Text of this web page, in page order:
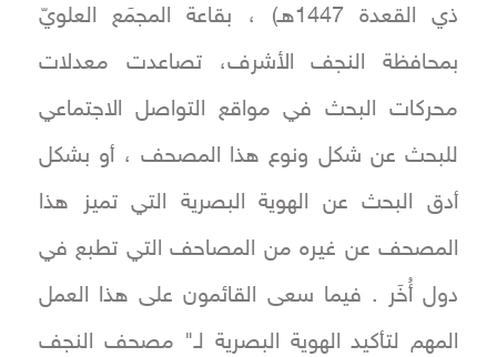
ذي القعدة 1447هـ) ، بقاعة المجمَع العلويّ
بمحافظة النجف الأشرف، تصاعدت معدلات
محركات البحث في مواقع التواصل الاجتماعي
للبحث عن شكل ونوع هذا المصحف ، أو بشكل
أدق البحث عن الهوية البصرية التي تميز هذا
المصحف عن غيره من المصاحف التي تطبع في
دول أُخَر . فيما سعى القائمون على هذا العمل
المهم لتأكيد الهوية البصرية لـ" مصحف النجف